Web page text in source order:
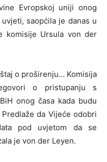
Evropskoj uniji onog
saopćila je danas u
komisije Ursula von der
o proširenju… Komisija
o pristupanju s
onog časa kada budu
da Vijeće odobri
pod uvjetom da se
je von der Leyen.